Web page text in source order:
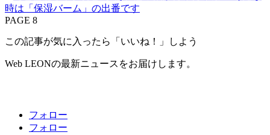
時は「保湿バーム」の出番です
PAGE 8
この記事が気に入ったら「いいね！」しよう
Web LEONの最新ニュースをお届けします。
フォロー
フォロー